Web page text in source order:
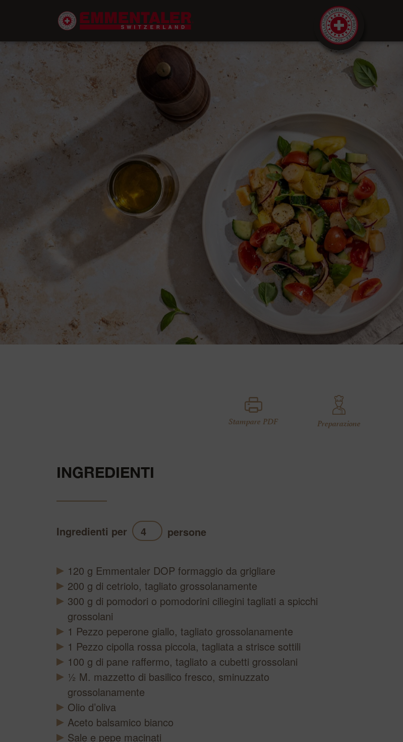
Stampare PDF Preparazione
INGREDIENTI
Ingredienti per persone
120 g Emmentaler DOP formaggio da grigliare
200 g di cetriolo, tagliato grossolanamente
300 g di pomodori o pomodorini ciliegini tagliati a spicchi
grossolani
1 Pezzo peperone giallo, tagliato grossolanamente
1 Pezzo cipolla rossa piccola, tagliata a strisce sottili
100 g di pane raffermo, tagliato a cubetti grossolani
½ M. mazzetto di basilico fresco, sminuzzato
grossolanamente
Olio d’oliva
Aceto balsamico bianco
Sale e pepe macinati